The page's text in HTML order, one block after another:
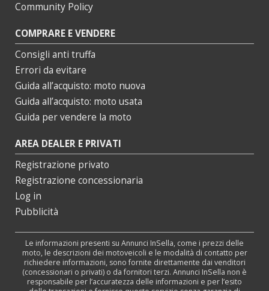
Community Policy
COMPRARE E VENDERE
Consigli anti truffa
Errori da evitare
Guida all’acquisto: moto nuova
Guida all’acquisto: moto usata
Guida per vendere la moto
AREA DEALER E PRIVATI
Registrazione privato
Registrazione concessionaria
Log in
Pubblicità
Le informazioni presenti su Annunci InSella, come i prezzi delle
moto, le descrizioni dei motoveicoli e le modalità di contatto per
richiedere informazioni, sono fornite direttamente dai venditori
(concessionari o privati) o da fornitori terzi. Annunci InSella non è
responsabile per l’accuratezza delle informazioni e per l’esito